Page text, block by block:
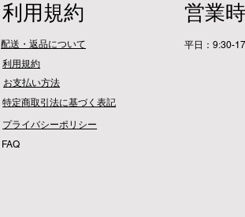
利用規約
配送・返品について
利用規約
​お支払い方法
特定商取引法に基づく表記
プライバシーポリシー
​FAQ
営業
平日：9:30-